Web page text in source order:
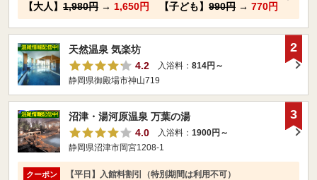
【大人】 1,980円 → 1,650円 【子ども】 990円 → 770円
天然温泉 気楽坊
4.2
入浴料： 814円～
静岡県御殿場市神山719
2
沼津・湯河原温泉 万葉の湯
4.0
入浴料： 1900円～
静岡県沼津市岡宮1208-1
クーポン
【平日】入館料割引（特別期間は利用不可）
3